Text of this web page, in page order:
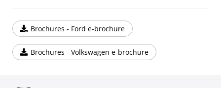
Brochures - Ford e-brochure
Brochures - Volkswagen e-brochure